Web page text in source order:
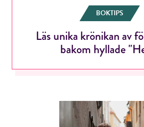
BOKTIPS
Läs unika krönikan av
bakom hyllade